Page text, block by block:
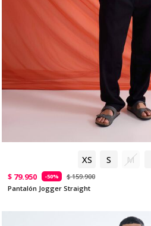
XS S M
$ 79.950 -50%
$ 159.900
Pantalón Jogger Straight